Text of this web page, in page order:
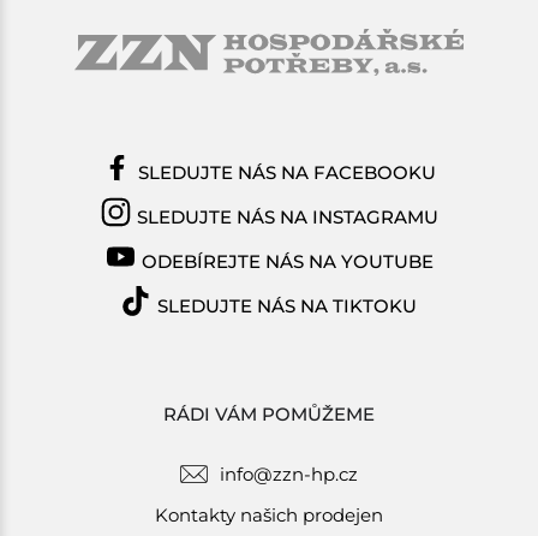
RÁDI VÁM POMŮŽEME
info@zzn-hp.cz
Kontakty našich prodejen
SLEDUJTE NÁS NA FACEBOOKU
SLEDUJTE NÁS NA INSTAGRAMU
ODEBÍREJTE NÁS NA YOUTUBE
SLEDUJTE NÁS NA TIKTOKU